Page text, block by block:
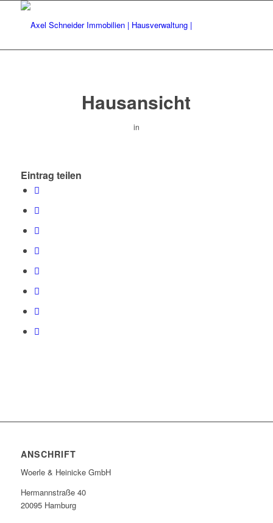
Hausansicht
in
Eintrag teilen
ANSCHRIFT
Woerle & Heinicke GmbH
Hermannstraße 40
20095 Hamburg